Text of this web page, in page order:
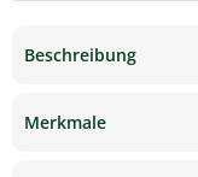
Beschreibung
Merkmale